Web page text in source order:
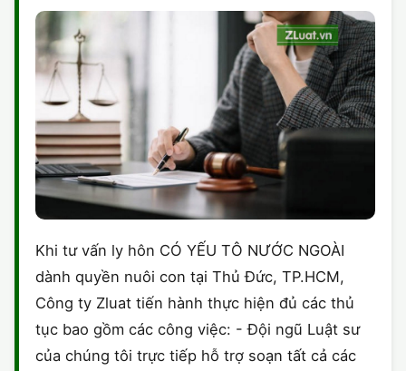
Khi tư vấn ly hôn CÓ YẾU TÔ NƯỚC NGOÀI
dành quyền nuôi con tại Thủ Đức, TP.HCM,
Công ty Zluat tiến hành thực hiện đủ các thủ
tục bao gồm các công việc: - Đội ngũ Luật sư
của chúng tôi trực tiếp hỗ trợ soạn tất cả các